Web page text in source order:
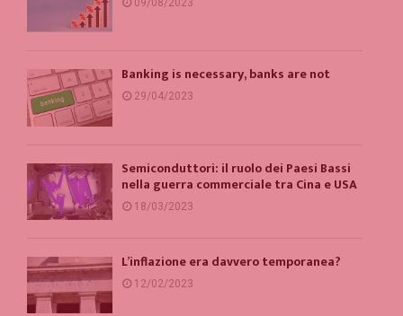
09/08/2023
Banking is necessary, banks are not
29/04/2023
Semiconduttori: il ruolo dei Paesi Bassi
nella guerra commerciale tra Cina e USA
18/03/2023
L’inflazione era davvero temporanea?
12/02/2023